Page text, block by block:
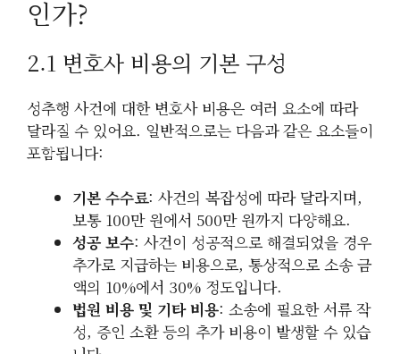
인가?
2.1 변호사 비용의 기본 구성
성추행 사건에 대한 변호사 비용은 여러 요소에 따라
달라질 수 있어요. 일반적으로는 다음과 같은 요소들이
포함됩니다:
기본 수수료: 사건의 복잡성에 따라 달라지며,
보통 100만 원에서 500만 원까지 다양해요.
성공 보수: 사건이 성공적으로 해결되었을 경우
추가로 지급하는 비용으로, 통상적으로 소송 금
액의 10%에서 30% 정도입니다.
법원 비용 및 기타 비용: 소송에 필요한 서류 작
성, 증인 소환 등의 추가 비용이 발생할 수 있습